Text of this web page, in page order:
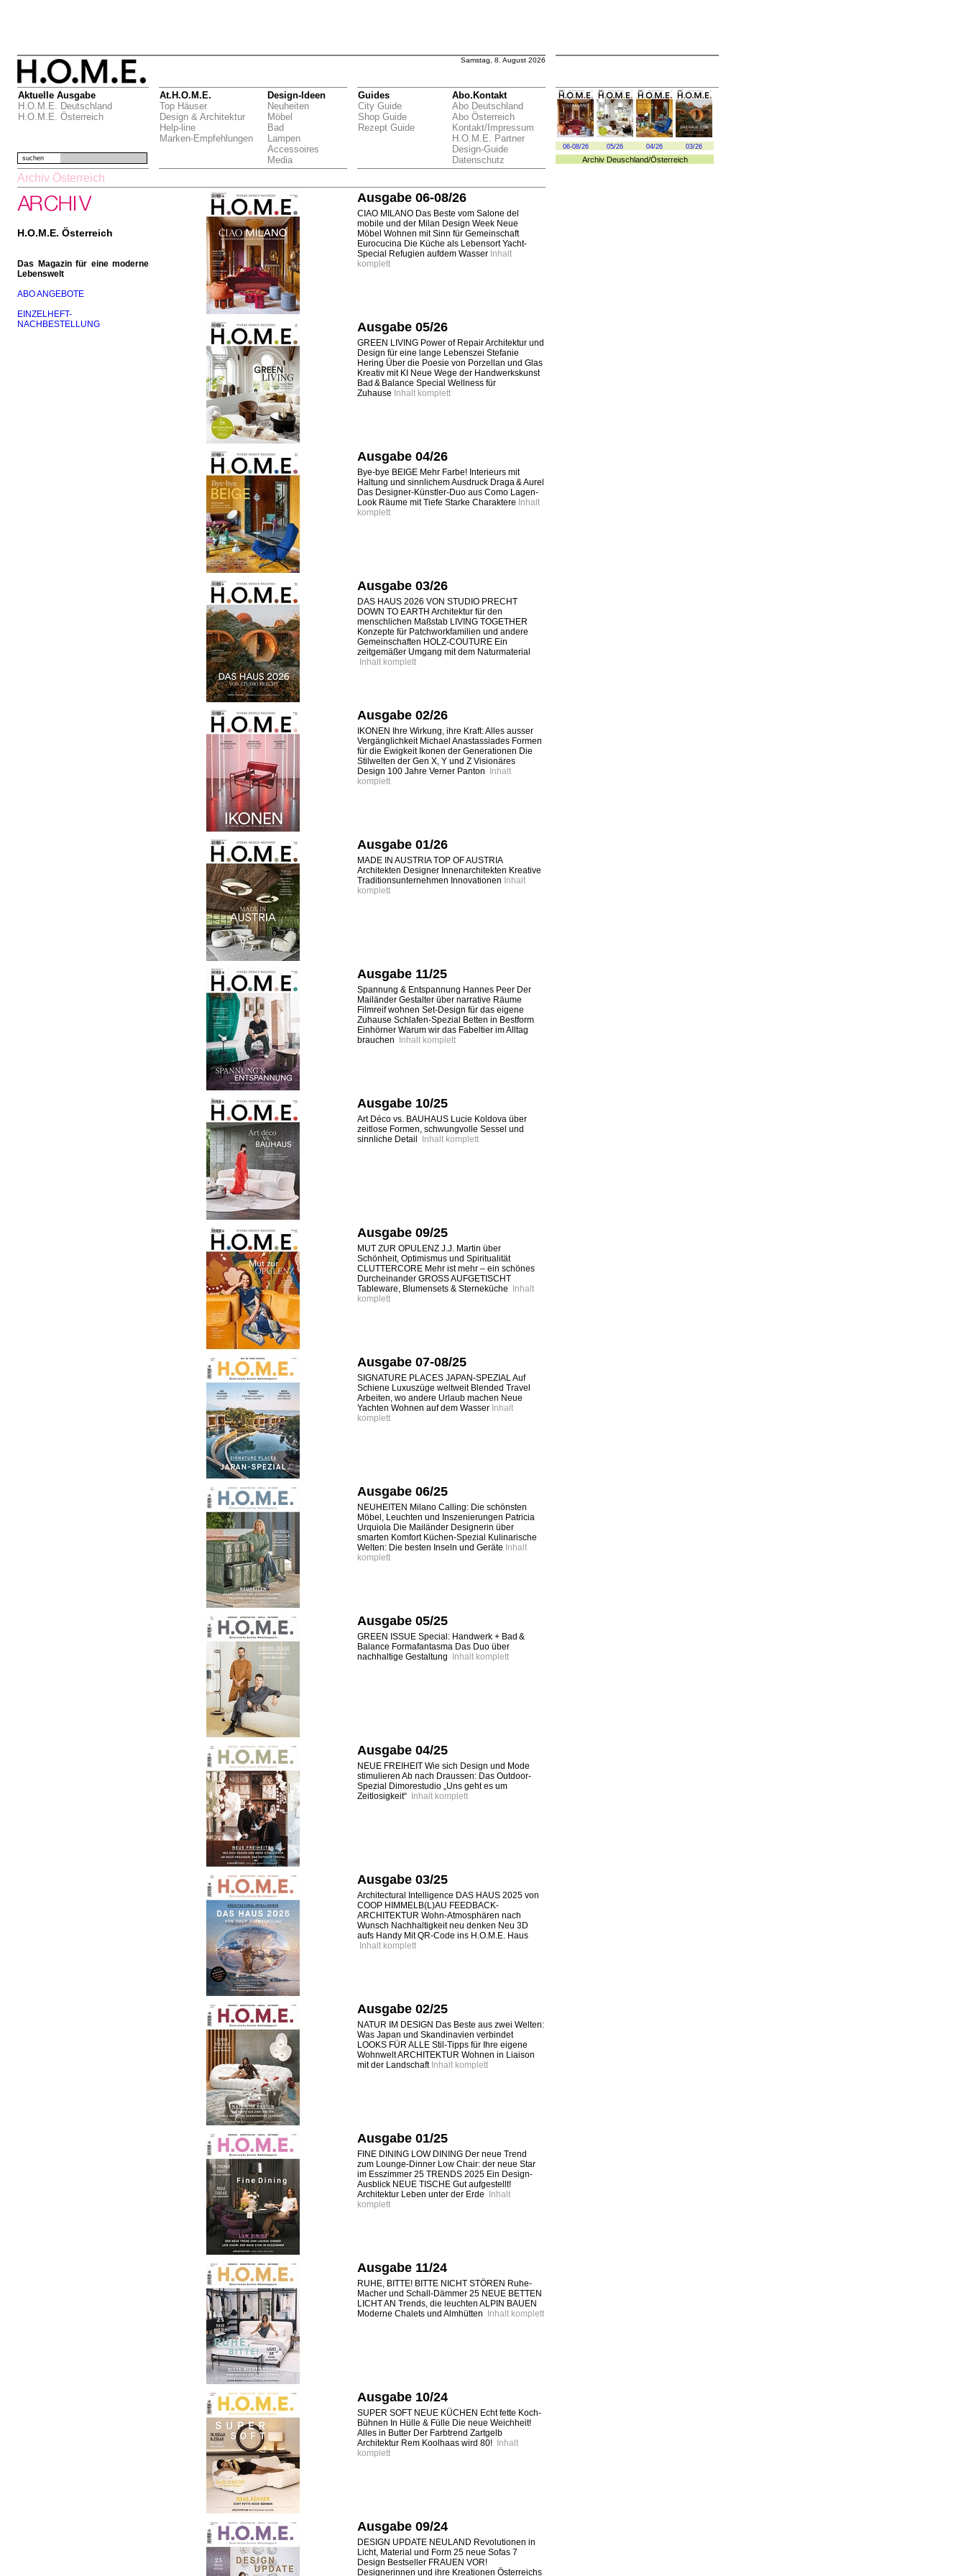
Samstag, 8. August 2026
Aktuelle Ausgabe
H.O.M.E. Deutschland
H.O.M.E. Österreich
At.H.O.M.E.
Top Häuser
Design & Architektur
Help-line
Marken-Empfehlungen
Design-Ideen
Neuheiten
Möbel
Bad
Lampen
Accessoires
Media
Guides
City Guide
Shop Guide
Rezept Guide
Abo.Kontakt
Abo Deutschland
Abo Österreich
Kontakt/Impressum
H.O.M.E. Partner
Design-Guide
Datenschutz
06-08/26 05/26 04/26 03/26
Archiv Deuschland/Österreich
suchen
Archiv Österreich
H.O.M.E. Österreich
Das Magazin für eine moderne
Lebenswelt
ABO ANGEBOTE
EINZELHEFT-
NACHBESTELLUNG
Ausgabe 06-08/26
CIAO MILANO Das Beste vom Salone del
mobile und der Milan Design Week Neue
Möbel Wohnen mit Sinn für Gemeinschaft
Eurocucina Die Küche als Lebensort Yacht-
Special Refugien aufdem Wasser Inhalt
komplett
Ausgabe 05/26
GREEN LIVING Power of Repair Architektur und
Design für eine lange Lebenszei Stefanie
Hering Über die Poesie von Porzellan und Glas
Kreativ mit KI Neue Wege der Handwerkskunst
Bad & Balance Special Wellness für
Zuhause Inhalt komplett
Ausgabe 04/26
Bye-bye BEIGE Mehr Farbe! Interieurs mit
Haltung und sinnlichem Ausdruck Draga & Aurel
Das Designer-Künstler-Duo aus Como Lagen-
Look Räume mit Tiefe Starke Charaktere Inhalt
komplett
Ausgabe 03/26
DAS HAUS 2026 VON STUDIO PRECHT
DOWN TO EARTH Architektur für den
menschlichen Maßstab LIVING TOGETHER
Konzepte für Patchworkfamilien und andere
Gemeinschaften HOLZ-COUTURE Ein
zeitgemäßer Umgang mit dem Naturmaterial
Inhalt komplett
Ausgabe 02/26
IKONEN Ihre Wirkung, ihre Kraft: Alles ausser
Vergänglichkeit Michael Anastassiades Formen
für die Ewigkeit Ikonen der Generationen Die
Stilwelten der Gen X, Y und Z Visionäres
Design 100 Jahre Verner Panton
Inhalt
komplett
Ausgabe 01/26
MADE IN AUSTRIA TOP OF AUSTRIA
Architekten Designer Innenarchitekten Kreative
Traditionsunternehmen Innovationen Inhalt
komplett
Ausgabe 11/25
Spannung & Entspannung Hannes Peer Der
Mailänder Gestalter über narrative Räume
Filmreif wohnen Set-Design für das eigene
Zuhause Schlafen-Spezial Betten in Bestform
Einhörner Warum wir das Fabeltier im Alltag
brauchen
Inhalt komplett
Ausgabe 10/25
Art Déco vs. BAUHAUS Lucie Koldova über
zeitlose Formen, schwungvolle Sessel und
sinnliche Detail
Inhalt komplett
Ausgabe 09/25
MUT ZUR OPULENZ J.J. Martin über
Schönheit, Optimismus und Spiritualität
CLUTTERCORE Mehr ist mehr – ein schönes
Durcheinander GROSS AUFGETISCHT
Tableware, Blumensets & Sterneküche
Inhalt
komplett
Ausgabe 07-08/25
SIGNATURE PLACES JAPAN-SPEZIAL Auf
Schiene Luxuszüge weltweit Blended Travel
Arbeiten, wo andere Urlaub machen Neue
Yachten Wohnen auf dem Wasser Inhalt
komplett
Ausgabe 06/25
NEUHEITEN Milano Calling: Die schönsten
Möbel, Leuchten und Inszenierungen Patricia
Urquiola Die Mailänder Designerin über
smarten Komfort Küchen-Spezial Kulinarische
Welten: Die besten Inseln und Geräte Inhalt
komplett
Ausgabe 05/25
GREEN ISSUE Special: Handwerk + Bad &
Balance Formafantasma Das Duo über
nachhaltige Gestaltung
Inhalt komplett
Ausgabe 04/25
NEUE FREIHEIT Wie sich Design und Mode
stimulieren Ab nach Draussen: Das Outdoor-
Spezial Dimorestudio „Uns geht es um
Zeitlosigkeit“
Inhalt komplett
Ausgabe 03/25
Architectural Intelligence DAS HAUS 2025 von
COOP HIMMELB(L)AU FEEDBACK-
ARCHITEKTUR Wohn-Atmosphären nach
Wunsch Nachhaltigkeit neu denken Neu 3D
aufs Handy Mit QR-Code ins H.O.M.E. Haus
Inhalt komplett
Ausgabe 02/25
NATUR IM DESIGN Das Beste aus zwei Welten:
Was Japan und Skandinavien verbindet
LOOKS FÜR ALLE Stil-Tipps für Ihre eigene
Wohnwelt ARCHITEKTUR Wohnen in Liaison
mit der Landschaft Inhalt komplett
Ausgabe 01/25
FINE DINING LOW DINING Der neue Trend
zum Lounge-Dinner Low Chair: der neue Star
im Esszimmer 25 TRENDS 2025 Ein Design-
Ausblick NEUE TISCHE Gut aufgestellt!
Architektur Leben unter der Erde
Inhalt
komplett
Ausgabe 11/24
RUHE, BITTE! BITTE NICHT STÖREN Ruhe-
Macher und Schall-Dämmer 25 NEUE BETTEN
LICHT AN Trends, die leuchten ALPIN BAUEN
Moderne Chalets und Almhütten
Inhalt komplett
Ausgabe 10/24
SUPER SOFT NEUE KÜCHEN Echt fette Koch-
Bühnen In Hülle & Fülle Die neue Weichheit!
Alles in Butter Der Farbtrend Zartgelb
Architektur Rem Koolhaas wird 80!
Inhalt
komplett
Ausgabe 09/24
DESIGN UPDATE NEULAND Revolutionen in
Licht, Material und Form 25 neue Sofas 7
Design Bestseller FRAUEN VOR!
Designerinnen und ihre Kreationen Österreichs